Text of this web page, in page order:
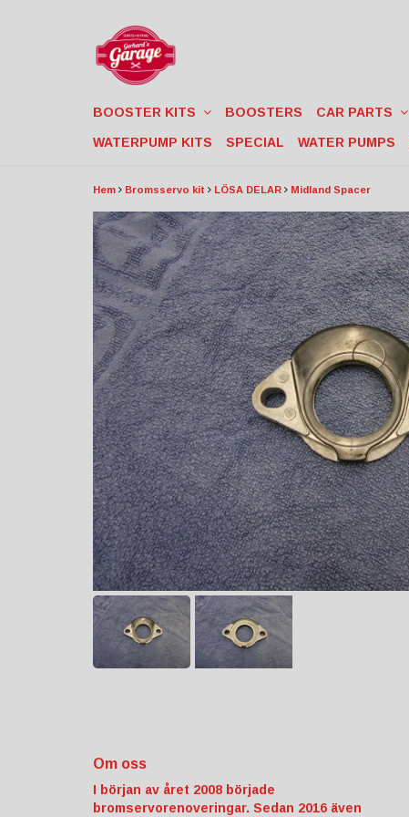
Hem Bromsservo kit LÖSA DELAR Midland Spacer
Om oss
I början av året 2008 började
bromservorenoveringar. Sedan 2016 även
BOOSTER KITS BOOSTERS CAR PARTS
WATERPUMP KITS SPECIAL WATER PUMPS